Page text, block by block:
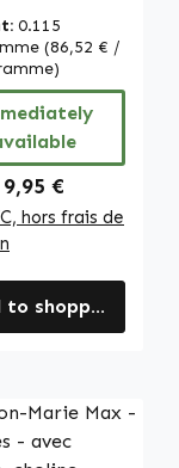
- pour les
muscles,
et plus
- végan |
0.115
(86,52 € /
Regular price:
9,95 €
hors frais de
to shopping cart